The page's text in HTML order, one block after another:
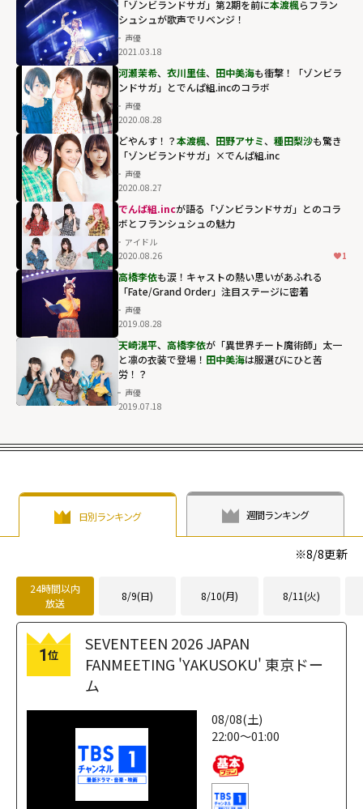
「ゾンビランドサガ」第2期を前に本渡楓らフラン
シュシュが歌声でリベンジ！
声優
2021.03.18
河瀬茉希、 衣川里佳、 田中美海も衝撃！「ゾンビラ
ンドサガ」とでんぱ組.incのコラボ
声優
2020.08.28
どやんす！？本渡楓、 田野アサミ、 種田梨沙も驚き
「ゾンビランドサガ」×でんぱ組.inc
声優
2020.08.27
でんぱ組.incが語る「ゾンビランドサガ」とのコラ
ボとフランシュシュの魅力
アイドル
2020.08.26
1
高橋李依も涙！キャストの熱い思いがあふれる
「Fate/Grand Order」注目ステージに密着
声優
2019.08.28
天崎滉平、 高橋李依が「異世界チート魔術師」太一
と凛の衣装で登場！ 田中美海は服選びにひと苦
労！？
声優
2019.07.18
日別ランキング 週間ランキング
※8/8更新
24時間以内
放送
8/9(日) 8/10(月) 8/11(火)
1位
SEVENTEEN 2026 JAPAN
FANMEETING 'YAKUSOKU' 東京ドー
ム
08/08(土)
22:00～01:00